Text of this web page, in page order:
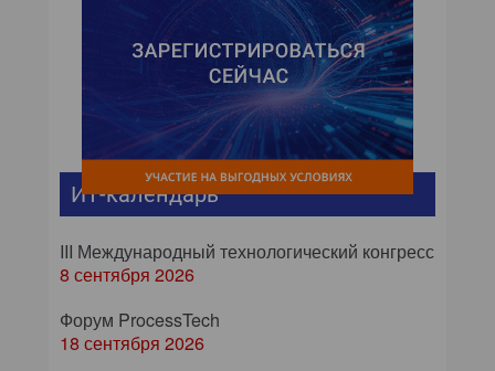
ИТ-календарь
III Международный технологический конгресс
8 сентября 2026
Форум ProcessTech
18 сентября 2026